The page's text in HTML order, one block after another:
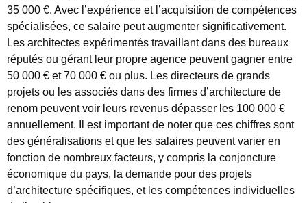
35 000 €. Avec l’expérience et l’acquisition de compétences
spécialisées, ce salaire peut augmenter significativement.
Les architectes expérimentés travaillant dans des bureaux
réputés ou gérant leur propre agence peuvent gagner entre
50 000 € et 70 000 € ou plus. Les directeurs de grands
projets ou les associés dans des firmes d’architecture de
renom peuvent voir leurs revenus dépasser les 100 000 €
annuellement. Il est important de noter que ces chiffres sont
des généralisations et que les salaires peuvent varier en
fonction de nombreux facteurs, y compris la conjoncture
économique du pays, la demande pour des projets
d’architecture spécifiques, et les compétences individuelles